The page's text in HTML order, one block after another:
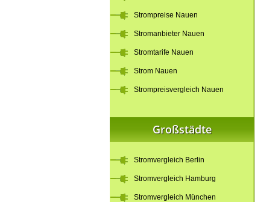
Strompreise Nauen
Stromanbieter Nauen
Stromtarife Nauen
Strom Nauen
Strompreisvergleich Nauen
Großstädte
Stromvergleich Berlin
Stromvergleich Hamburg
Stromvergleich München